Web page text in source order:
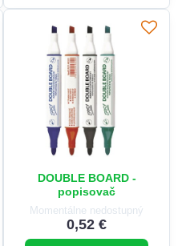
DOUBLE BOARD -
popisovač
Momentálne nedostupný
0,52 €